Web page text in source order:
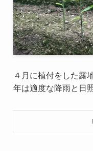
４月に植付をした露
年は適度な降雨と日